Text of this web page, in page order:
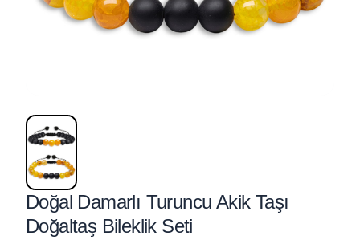
Doğal Damarlı Turuncu Akik Taşı
Doğaltaş Bileklik Seti